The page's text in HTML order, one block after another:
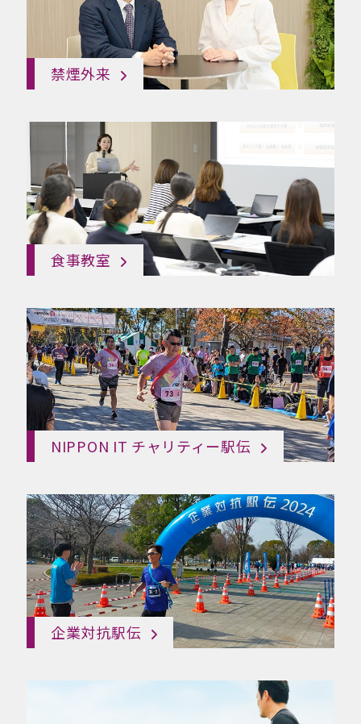
禁煙外来
食事教室
NIPPON IT チャリティー駅伝
企業対抗駅伝